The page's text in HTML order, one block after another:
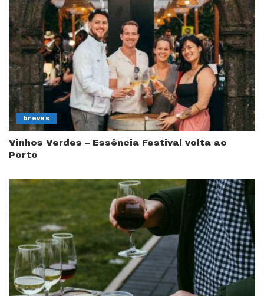
breves
Vinhos Verdes – Essência Festival volta ao
Porto